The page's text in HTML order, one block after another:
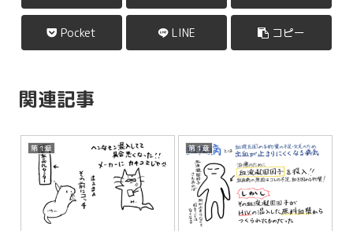
Pocket LINE コピー
関連記事
第１章 第１章